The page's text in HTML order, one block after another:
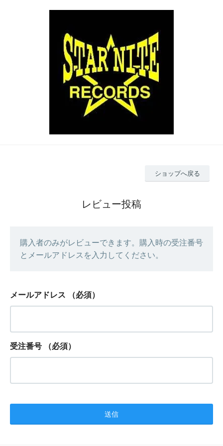
ショップへ戻る
レビュー投稿
購入者のみがレビューできます。購入時の受注番号
とメールアドレスを入力してください。
メールアドレス （必須）
受注番号 （必須）